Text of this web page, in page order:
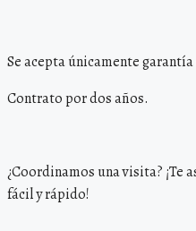
Se acepta únicamente
Contrato por dos años.
¿Coordinamos una visita? ¡Te
fácil y rápido!